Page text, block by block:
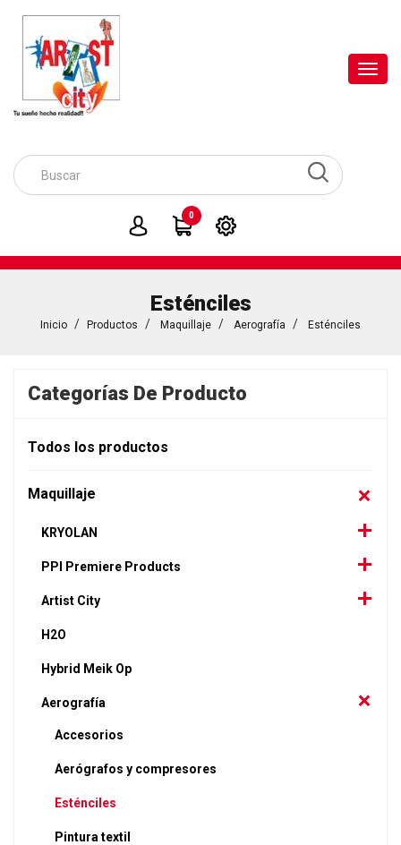
0
Esténciles
Inicio Productos Maquillaje Aerografía Esténciles
Categorías De Producto
Todos los productos
Maquillaje
KRYOLAN
PPI Premiere Products
Artist City
H2O
Hybrid Meik Op
Aerografía
Accesorios
Aerógrafos y compresores
Esténciles
Pintura textil